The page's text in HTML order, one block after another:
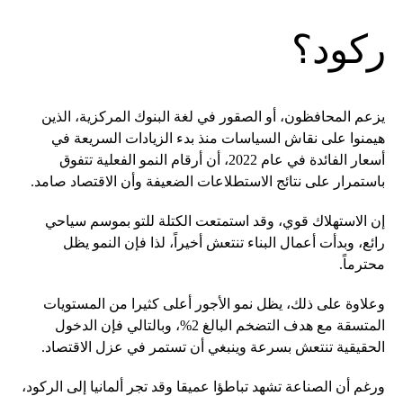
ركود؟
يزعم المحافظون، أو الصقور في لغة البنوك المركزية، الذين
هيمنوا على نقاش السياسات منذ بدء الزيادات السريعة في
أسعار الفائدة في عام 2022، أن أرقام النمو الفعلية تتفوق
باستمرار على نتائج الاستطلاعات الضعيفة وأن الاقتصاد صامد.
إن الاستهلاك قوي، وقد استمتعت الكتلة للتو بموسم سياحي
رائع، وبدأت أعمال البناء تنتعش أخيراً، لذا فإن النمو يظل
محترماً.
وعلاوة على ذلك، يظل نمو الأجور أعلى كثيرا من المستويات
المتسقة مع هدف التضخم البالغ 2%، وبالتالي فإن الدخول
الحقيقية تنتعش بسرعة وينبغي أن تستمر في عزل الاقتصاد.
ورغم أن الصناعة تشهد تباطؤا عميقا وقد تجر ألمانيا إلى الركود،